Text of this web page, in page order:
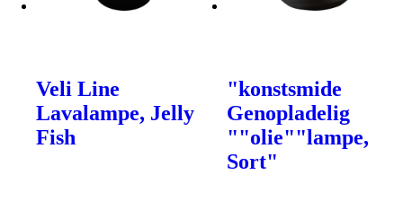
Veli Line
Lavalampe, Jelly
Fish
"konstsmide
Genopladelig
""olie""lampe,
Sort"